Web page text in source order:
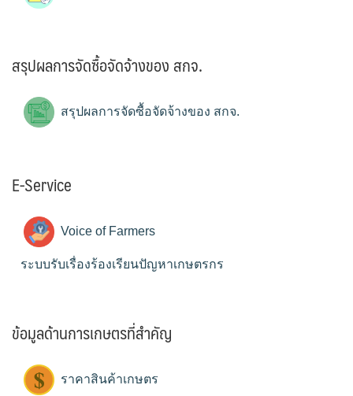
สรุปผลการจัดซื้อจัดจ้างของ สกจ.
สรุปผลการจัดซื้อจัดจ้างของ สกจ.
E-Service
Voice of Farmers
ระบบรับเรื่องร้องเรียนปัญหาเกษตรกร
ข้อมูลด้านการเกษตรที่สำคัญ
ราคาสินค้าเกษตร